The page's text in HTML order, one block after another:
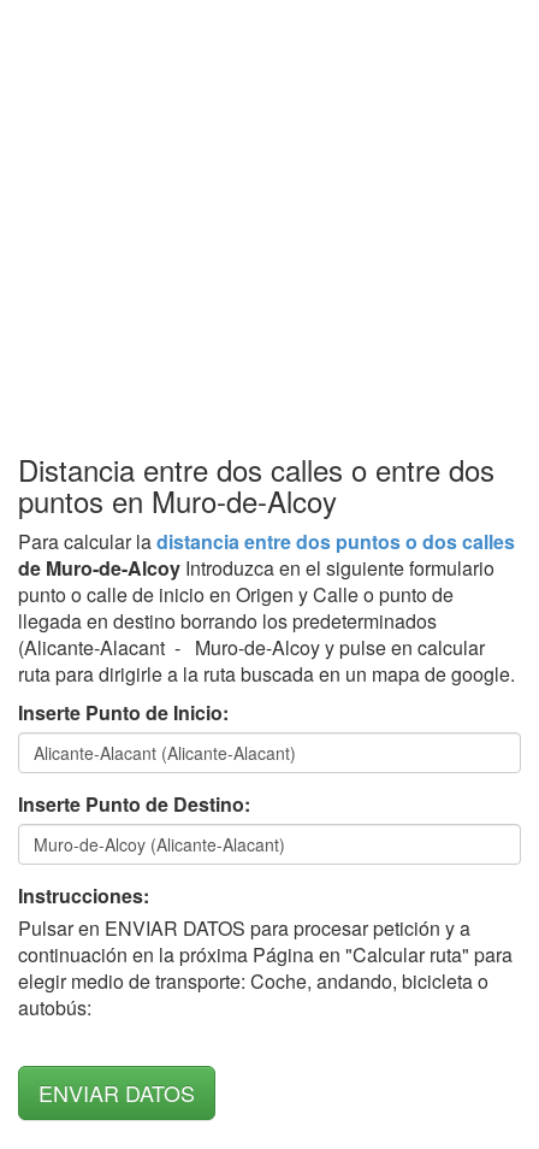
Distancia entre dos calles o entre dos
puntos en Muro-de-Alcoy
Para calcular ladistancia entre dos puntos o dos calles
de Muro-de-Alcoy Introduzca en el siguiente formulario
punto o calle de inicio en Origen y Calle o punto de
llegada en destino borrando los predeterminados
(Alicante-Alacant - Muro-de-Alcoy y pulse en calcular
ruta para dirigirle a la ruta buscada en un mapa de google.
Inserte Punto de Inicio:
Inserte Punto de Destino:
Instrucciones:
Pulsar en ENVIAR DATOS para procesar petición y a
continuación en la próxima Página en "Calcular ruta" para
elegir medio de transporte: Coche, andando, bicicleta o
autobús: